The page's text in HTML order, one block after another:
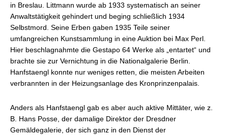
in Breslau. Littmann wurde ab 1933 systematisch an seiner
Anwaltstätigkeit gehindert und beging schließlich 1934
Selbstmord. Seine Erben gaben 1935 Teile seiner
umfangreichen Kunstsammlung in eine Auktion bei Max Perl.
Hier beschlagnahmte die Gestapo 64 Werke als „entartet“ und
brachte sie zur Vernichtung in die Nationalgalerie Berlin.
Hanfstaengl konnte nur weniges retten, die meisten Arbeiten
verbrannten in der Heizungsanlage des Kronprinzenpalais.
Anders als Hanfstaengl gab es aber auch aktive Mittäter, wie z.
B. Hans Posse, der damalige Direktor der Dresdner
Gemäldegalerie, der sich ganz in den Dienst der